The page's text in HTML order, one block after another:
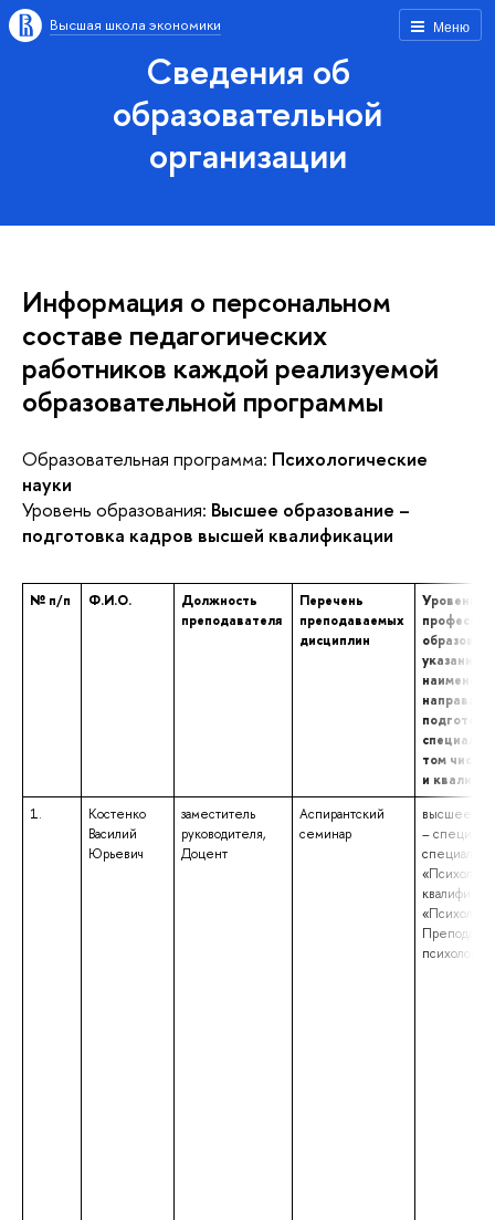
Меню
Высшая школа экономики
Сведения об
образовательной
организации
Информация о персональном
составе педагогических
работников каждой реализуемой
образовательной программы
Образовательная программа: Психологические
науки
Уровень образования: Высшее образование –
подготовка кадров высшей квалификации
№ п/п Ф.И.О.
Должность
преподавателя
Перечень
преподаваемых
дисциплин
Уровень
указанием
том числе
и
1.
Костенко
Василий
Юрьевич
заместитель
руководителя,
Доцент
Аспирантский
семинар
высшее
–
«Психолог.